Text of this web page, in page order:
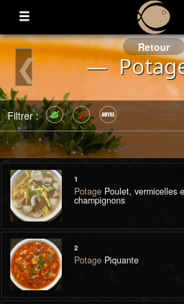
Mon Compte
Retour
—
❮
Filtrer :
1
PotagePoulet, vermicelles
champignons
2
PotagePiquante